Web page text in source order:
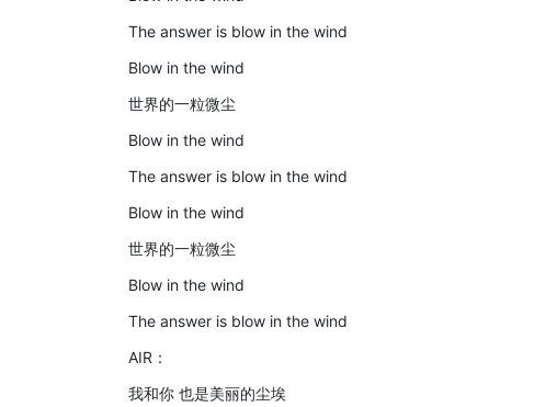
The answer is blow in the wind
Blow in the wind
世界的一粒微尘
Blow in the wind
The answer is blow in the wind
Blow in the wind
世界的一粒微尘
Blow in the wind
The answer is blow in the wind
AIR：
我和你 也是美丽的尘埃